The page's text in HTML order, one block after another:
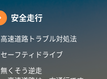
安全走行
高速道路トラブル対処法
セーフティドライブ
無くそう逆走